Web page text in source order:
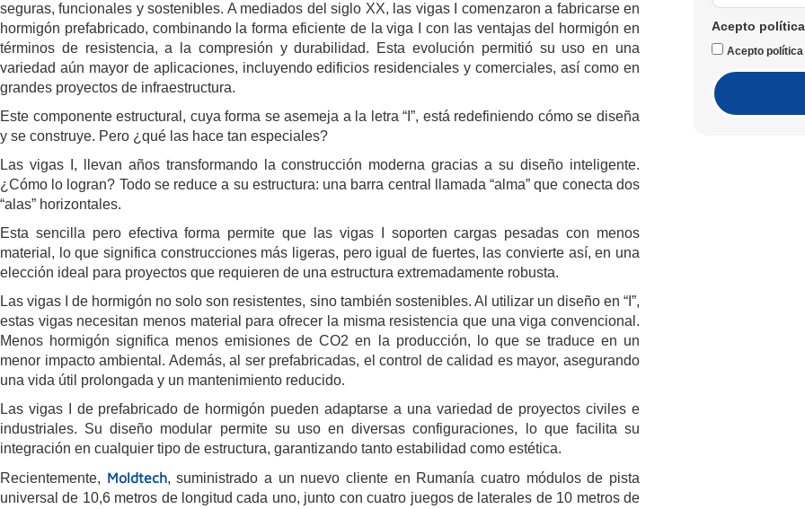
seguras, funcionales y sostenibles. A mediados del siglo XX, las vigas I comenzaron a fabricarse en
hormigón prefabricado, combinando la forma eficiente de la viga I con las ventajas del hormigón en
términos de resistencia, a la compresión y durabilidad. Esta evolución permitió su uso en una
variedad aún mayor de aplicaciones, incluyendo edificios residenciales y comerciales, así como en
grandes proyectos de infraestructura.
Este componente estructural, cuya forma se asemeja a la letra “I”, está redefiniendo cómo se diseña
y se construye. Pero ¿qué las hace tan especiales?
Las vigas I, llevan años transformando la construcción moderna gracias a su diseño inteligente.
¿Cómo lo logran? Todo se reduce a su estructura: una barra central llamada “alma” que conecta dos
“alas” horizontales.
Esta sencilla pero efectiva forma permite que las vigas I soporten cargas pesadas con menos
material, lo que significa construcciones más ligeras, pero igual de fuertes, las convierte así, en una
elección ideal para proyectos que requieren de una estructura extremadamente robusta.
Las vigas I de hormigón no solo son resistentes, sino también sostenibles. Al utilizar un diseño en “I”,
estas vigas necesitan menos material para ofrecer la misma resistencia que una viga convencional.
Menos hormigón significa menos emisiones de CO2 en la producción, lo que se traduce en un
menor impacto ambiental. Además, al ser prefabricadas, el control de calidad es mayor, asegurando
una vida útil prolongada y un mantenimiento reducido.
Las vigas I de prefabricado de hormigón pueden adaptarse a una variedad de proyectos civiles e
industriales. Su diseño modular permite su uso en diversas configuraciones, lo que facilita su
integración en cualquier tipo de estructura, garantizando tanto estabilidad como estética.
Recientemente, Moldtech, suministrado a un nuevo cliente en Rumanía cuatro módulos de pista
universal de 10,6 metros de longitud cada uno, junto con cuatro juegos de laterales de 10 metros de
Acepto política
Acepto